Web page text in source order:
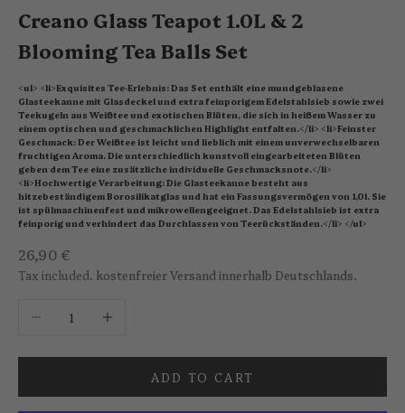
Creano Glass Teapot 1.0L & 2
Blooming Tea Balls Set
<ul> <li>Exquisites Tee-Erlebnis: Das Set enthält eine mundgeblasene
Glasteekanne mit Glasdeckel und extra feinporigem Edelstahlsieb sowie zwei
Teekugeln aus Weißtee und exotischen Blüten, die sich in heißem Wasser zu
einem optischen und geschmacklichen Highlight entfalten.</li> <li>Feinster
Geschmack: Der Weißtee ist leicht und lieblich mit einem unverwechselbaren
fruchtigen Aroma. Die unterschiedlich kunstvoll eingearbeiteten Blüten
geben dem Tee eine zusätzliche individuelle Geschmacksnote.</li>
<li>Hochwertige Verarbeitung: Die Glasteekanne besteht aus
hitzebeständigem Borosilikatglas und hat ein Fassungsvermögen von 1,0l. Sie
ist spülmaschinenfest und mikrowellengeeignet. Das Edelstahlsieb ist extra
feinporig und verhindert das Durchlassen von Teerückständen.</li> </ul>
Sale price
26,90 €
Tax included. kostenfreier Versand innerhalb Deutschlands.
Decrease quantityIncrease quantity
ADD TO CART